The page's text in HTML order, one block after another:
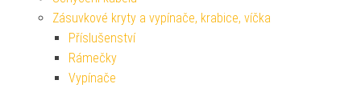
Zásuvkové kryty a vypínače, krabice, víčka
Příslušenství
Rámečky
Vypínače